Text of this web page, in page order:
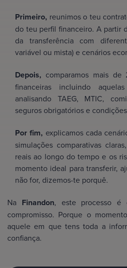
Primeiro, reunimos o teu
do teu perfil financeiro. A partir
da transferência com
variável ou mista) e cenários
Depois, comparamos mais
financeiras incluindo
analisando TAEG, MTIC,
seguros obrigatórios e
Por fim, explicamos cada
simulações comparativas
reais ao longo do tempo e os
momento ideal para transferir,
não for, dizemos-te porquê.
Na Finandon, este processo é
compromisso. Porque o
aquele em que tens toda a
confiança.